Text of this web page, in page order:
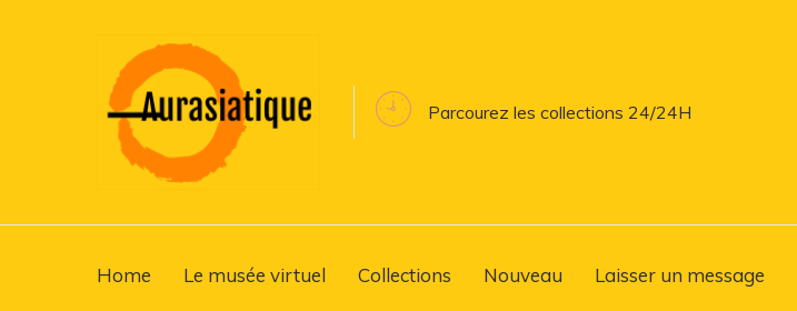
Parcourez les collections 24/24H
Home Le musée virtuel Collections Nouveau Laisser un message